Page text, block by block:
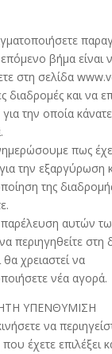
βήμα είναι
στη σελίδα
διαδρομές και να
την οποία
πως
την εξαργύρωση
της
αυτών
περιηγηθείτε στη
χρειαστεί να
νέα αγορά.
ΥΠΕΝΘΥΜΙΣΗ
να
έχετε επιλέξει